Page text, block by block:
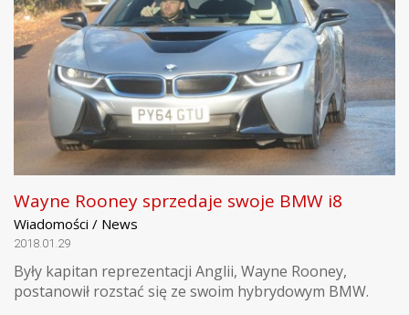
Wayne Rooney sprzedaje swoje BMW i8
Wiadomości / News
2018.01.29
Były kapitan reprezentacji Anglii, Wayne Rooney,
postanowił rozstać się ze swoim hybrydowym BMW.